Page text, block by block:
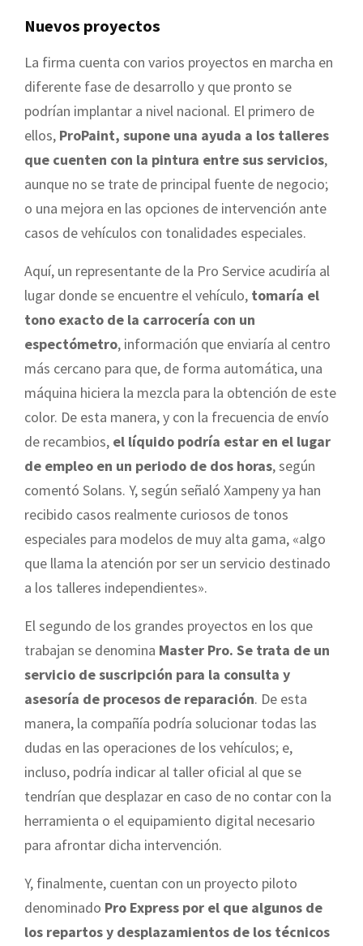
Nuevos proyectos
La firma cuenta con varios proyectos en marcha en
diferente fase de desarrollo y que pronto se
podrían implantar a nivel nacional. El primero de
ellos, ProPaint, supone una ayuda a los talleres
que cuenten con la pintura entre sus servicios,
aunque no se trate de principal fuente de negocio;
o una mejora en las opciones de intervención ante
casos de vehículos con tonalidades especiales.
Aquí, un representante de la Pro Service acudiría al
lugar donde se encuentre el vehículo, tomaría el
tono exacto de la carrocería con un
espectómetro, información que enviaría al centro
más cercano para que, de forma automática, una
máquina hiciera la mezcla para la obtención de este
color. De esta manera, y con la frecuencia de envío
de recambios, el líquido podría estar en el lugar
de empleo en un periodo de dos horas, según
comentó Solans. Y, según señaló Xampeny ya han
recibido casos realmente curiosos de tonos
especiales para modelos de muy alta gama, «algo
que llama la atención por ser un servicio destinado
a los talleres independientes».
El segundo de los grandes proyectos en los que
trabajan se denomina Master Pro. Se trata de un
servicio de suscripción para la consulta y
asesoría de procesos de reparación. De esta
manera, la compañía podría solucionar todas las
dudas en las operaciones de los vehículos; e,
incluso, podría indicar al taller oficial al que se
tendrían que desplazar en caso de no contar con la
herramienta o el equipamiento digital necesario
para afrontar dicha intervención.
Y, finalmente, cuentan con un proyecto piloto
denominado Pro Express por el que algunos de
los repartos y desplazamientos de los técnicos